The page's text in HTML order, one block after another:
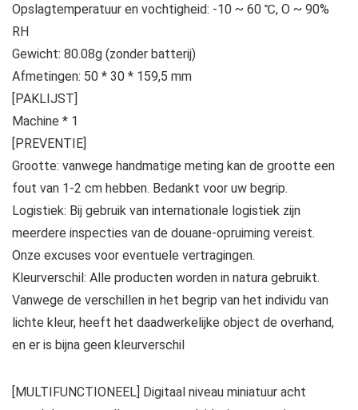
Opslagtemperatuur en vochtigheid: -10 ~ 60 ℃, O ~ 90%
RH
Gewicht: 80.08g (zonder batterij)
Afmetingen: 50 * 30 * 159,5 mm
[PAKLIJST]
Machine * 1
[PREVENTIE]
Grootte: vanwege handmatige meting kan de grootte een
fout van 1-2 cm hebben. Bedankt voor uw begrip.
Logistiek: Bij gebruik van internationale logistiek zijn
meerdere inspecties van de douane-opruiming vereist.
Onze excuses voor eventuele vertragingen.
Kleurverschil: Alle producten worden in natura gebruikt.
Vanwege de verschillen in het begrip van het individu van
lichte kleur, heeft het daadwerkelijke object de overhand,
en er is bijna geen kleurverschil
[MULTIFUNCTIONEEL] Digitaal niveau miniatuur acht